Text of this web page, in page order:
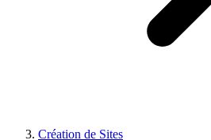
Création de Sites